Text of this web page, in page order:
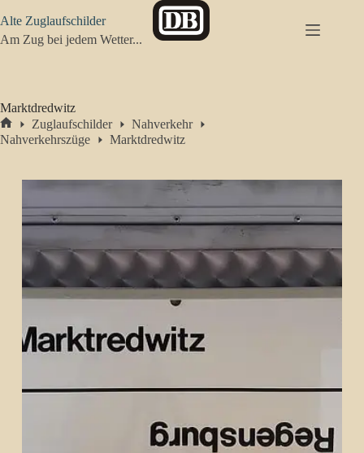
Inhalt
springen
Alte Zuglaufschilder
Am Zug bei jedem Wetter...
Marktdredwitz
Start
Zuglaufschilder
Nahverkehr
Nahverkehrszüge
Marktdredwitz